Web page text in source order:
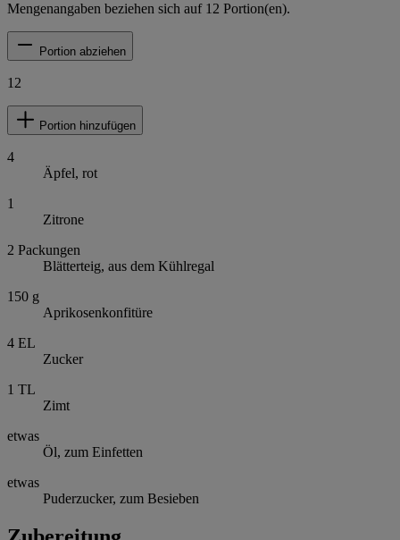
Mengenangaben beziehen sich auf 12 Portion(en).
Portion abziehen
12
Portion hinzufügen
4
Äpfel, rot
1
Zitrone
2 Packungen
Blätterteig, aus dem Kühlregal
150 g
Aprikosenkonfitüre
4 EL
Zucker
1 TL
Zimt
etwas
Öl, zum Einfetten
etwas
Puderzucker, zum Besieben